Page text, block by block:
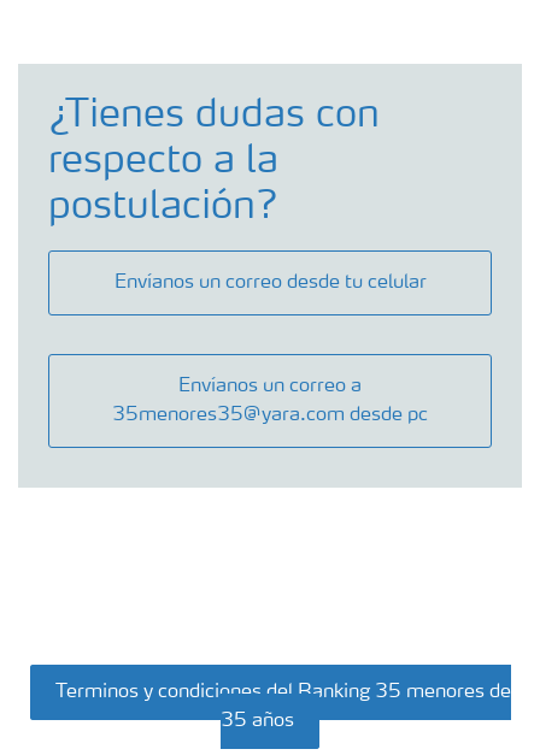
¿Tienes dudas con
respecto a la
postulación?
Envíanos un correo desde tu celular
Envíanos un correo a
35menores35@yara.com desde pc
Terminos y condiciones del Ranking 35 menores de
35 años